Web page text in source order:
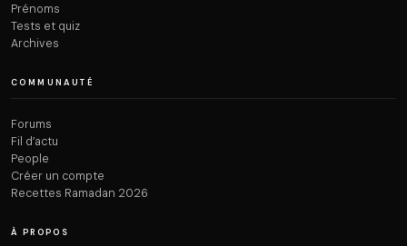
Prénoms
Tests et quiz
Archives
COMMUNAUTÉ
Forums
Fil d’actu
People
Créer un compte
Recettes Ramadan 2026
À PROPOS